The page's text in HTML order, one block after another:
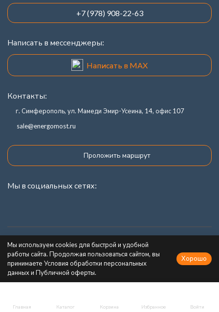
Главная Каталог Корзина Избранное Войти
+7 (978) 908-22-63
Написать в мессенджеры:
Написать в MAX
Контакты:
г. Симферополь, ул. Мамеди Эмир-Усеина, 14, офис 107
sale@energomost.ru
Проложить маршрут
Мы в социальных сетях:
Каталог товаров
Информация
Мы используем cookies для быстрой и удобной
работы сайта. Продолжая пользоваться сайтом, вы
принимаете Условия обработки персональных
данных и Публичной оферты.
Хорошо